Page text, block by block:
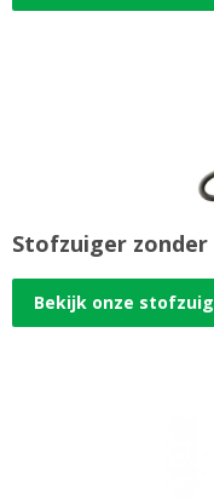
Stofzuiger zonder
Bekijk onze